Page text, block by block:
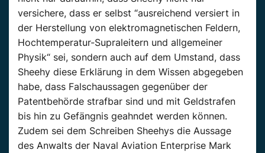
versichere, dass er selbst “ausreichend versiert in
der Herstellung von elektromagnetischen Feldern,
Hochtemperatur-Supraleitern und allgemeiner
Physik“ sei, sondern auch auf dem Umstand, dass
Sheehy diese Erklärung in dem Wissen abgegeben
habe, dass Falschaussagen gegenüber der
Patentbehörde strafbar sind und mit Geldstrafen
bis hin zu Gefängnis geahndet werden können.
Zudem sei dem Schreiben Sheehys die Aussage
des Anwalts der Naval Aviation Enterprise Mark